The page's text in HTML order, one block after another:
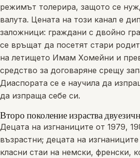
режимът толерира, защото се
валута. Цената на този канал е
заложници: граждани с двойно
се връщат да посетят стари
на летището Имам Хомейни и
средство за договаряне срещу
Диаспората се е научила да
да изпраща себе си.
Второ поколение израства
Децата на изгнаниците от 1979,
възрастни; децата на
класни стаи на немски, френски,